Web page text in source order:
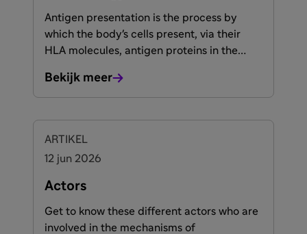
Antigen presentation is the process by
which the body's cells present, via their
HLA molecules, antigen proteins in the
Bekijk meer
ARTIKEL
12 jun 2026
Actors
Get to know these different actors who are
involved in the mechanisms of